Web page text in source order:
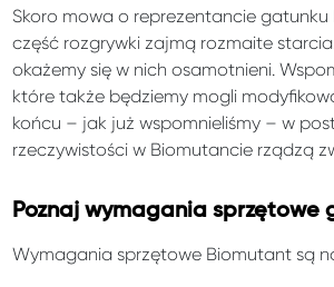
Skoro mowa o reprezentancie gatunku
część rozgrywki zajmą rozmaite
okażemy się w nich osamotnieni.
które także będziemy mogli
końcu – jak już wspomnieliśmy – w
rzeczywistości w Biomutancie rządzą
Poznaj wymagania sprzętowe
Wymagania sprzętowe Biomutant są